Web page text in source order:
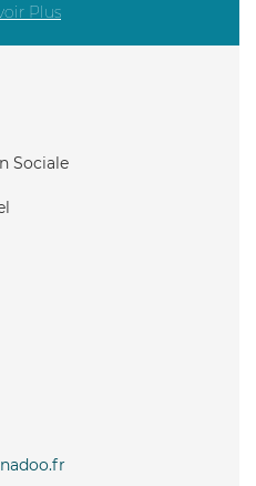
Plus
Sociale